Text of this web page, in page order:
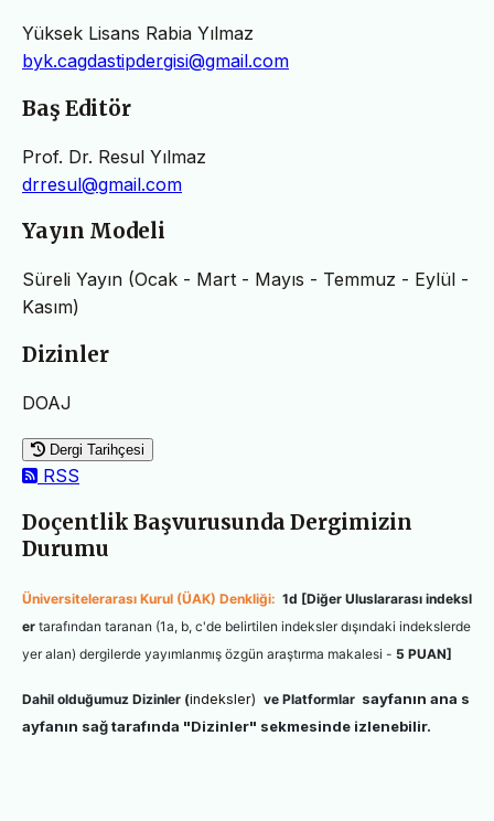
Yüksek Lisans Rabia Yılmaz
byk.cagdastipdergisi@gmail.com
Baş Editör
Prof. Dr. Resul Yılmaz
drresul@gmail.com
Yayın Modeli
Süreli Yayın (Ocak - Mart - Mayıs - Temmuz - Eylül -
Kasım)
Dizinler
DOAJ
Dergi Tarihçesi
RSS
Doçentlik Başvurusunda Dergimizin
Durumu
Üniversitelerarası Kurul (ÜAK) Denkliği: 1d [Diğer Uluslararası indeksl
er tarafından taranan (1a, b, c'de belirtilen indeksler dışındaki indekslerde
yer alan) dergilerde yayımlanmış özgün araştırma makalesi - 5 PUAN]
Dahil olduğumuz Dizinler (indeksler) ve Platformlar sayfanın ana s
ayfanın sağ tarafında "Dizinler" sekmesinde izlenebilir.